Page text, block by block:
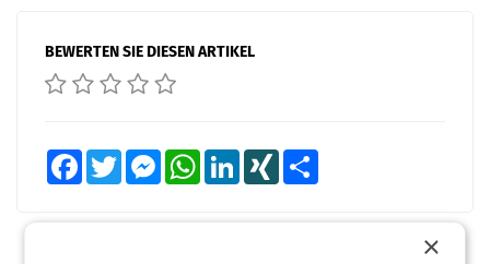
BEWERTEN SIE DIESEN ARTIKEL
FacebookTwitter MessengerWhatsAppLinkedInXING
×